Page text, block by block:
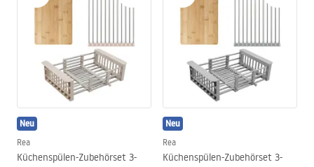
Neu
Rea
Küchenspülen-Zubehörset 3-
Neu
Rea
Küchenspülen-Zubehörset 3-